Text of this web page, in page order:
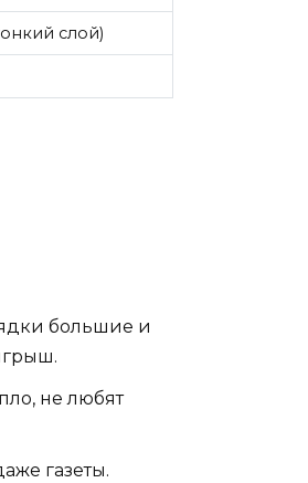
слой)
большие и
не любят
газеты.